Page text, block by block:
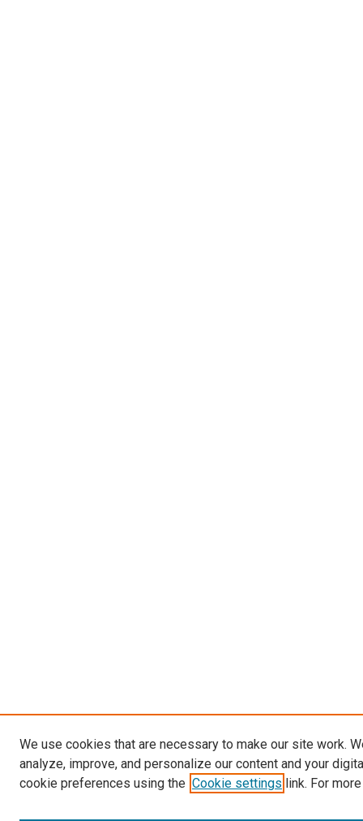
We use cookies that are necessary to make our site work.
analyze, improve, and personalize our content and your
cookie preferences using the Cookie settings link. For